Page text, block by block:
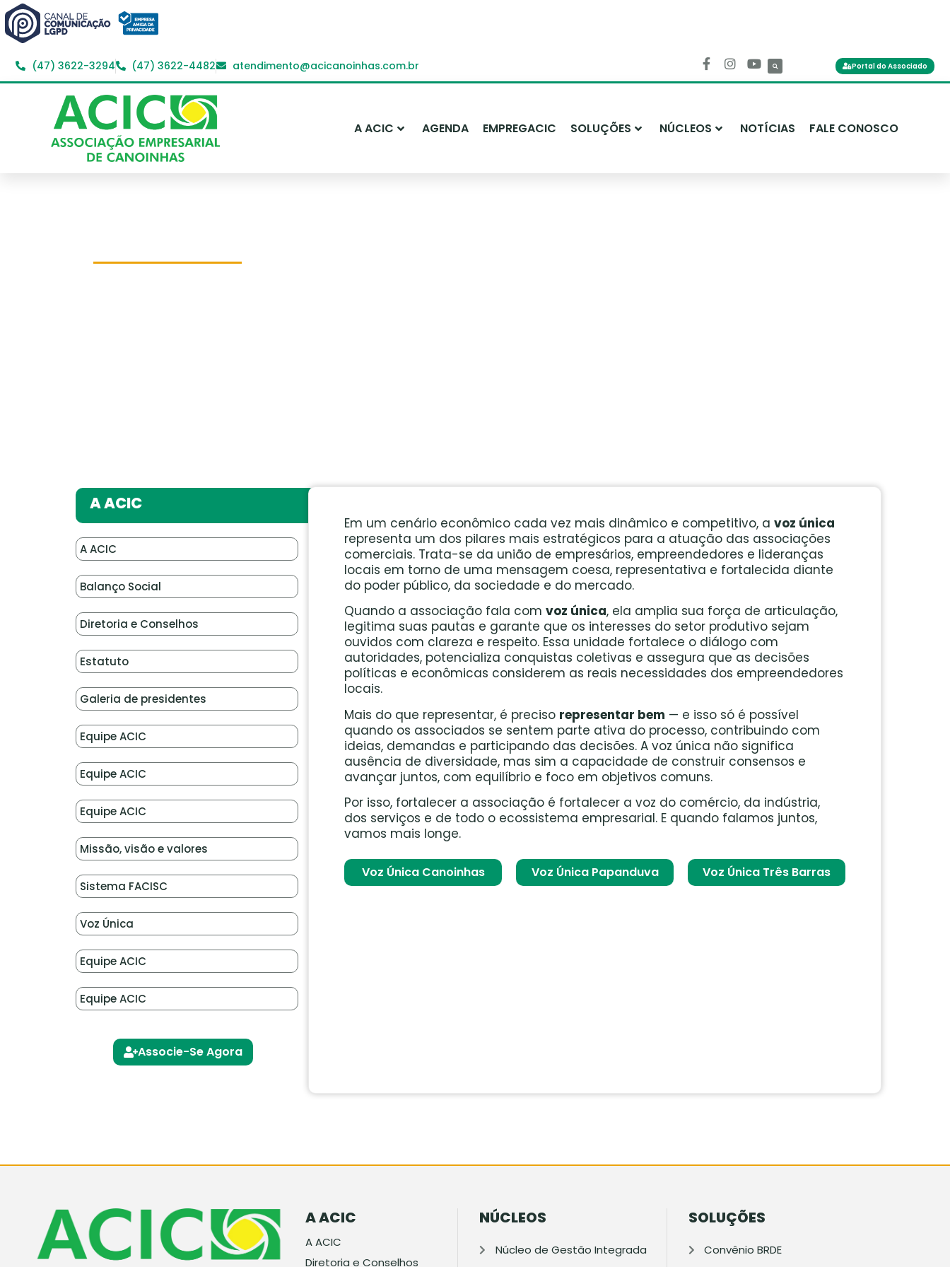
(47) 3622-3294 (47) 3622-4482 atendimento@acicanoinhas.com.br Portal do Associado
A ACIC AGENDA EMPREGACIC SOLUÇÕES NÚCLEOS NOTÍCIAS FALE CONOSCO
A ACIC
A ACIC
Balanço Social
Diretoria e Conselhos
Estatuto
Galeria de presidentes
Equipe ACIC
Equipe ACIC
Equipe ACIC
Missão, visão e valores
Sistema FACISC
Voz Única
Equipe ACIC
Equipe ACIC
Associe-Se Agora
Em um cenário econômico cada vez mais dinâmico e competitivo, avoz única
representa um dos pilares mais estratégicos para a atuação das associações
comerciais. Trata-se da união de empresários, empreendedores e lideranças
locais em torno de uma mensagem coesa, representativa e fortalecida diante
do poder público, da sociedade e do mercado.
Quando a associação fala comvoz única, ela amplia sua força de articulação,
legitima suas pautas e garante que os interesses do setor produtivo sejam
ouvidos com clareza e respeito. Essa unidade fortalece o diálogo com
autoridades, potencializa conquistas coletivas e assegura que as decisões
políticas e econômicas considerem as reais necessidades dos empreendedores
locais.
Mais do que representar, é preciso representar bem — e isso só é possível
quando os associados se sentem parte ativa do processo, contribuindo com
ideias, demandas e participando das decisões. A voz única não significa
ausência de diversidade, mas sim a capacidade de construir consensos e
avançar juntos, com equilíbrio e foco em objetivos comuns.
Por isso, fortalecer a associação é fortalecer a voz do comércio, da indústria,
dos serviços e de todo o ecossistema empresarial. E quando falamos juntos,
vamos mais longe.
Voz Única Canoinhas Voz Única Papanduva Voz Única Três Barras
A ACIC
A ACIC
Diretoria e Conselhos
NÚCLEOS
Núcleo de Gestão Integrada
SOLUÇÕES
Convênio BRDE